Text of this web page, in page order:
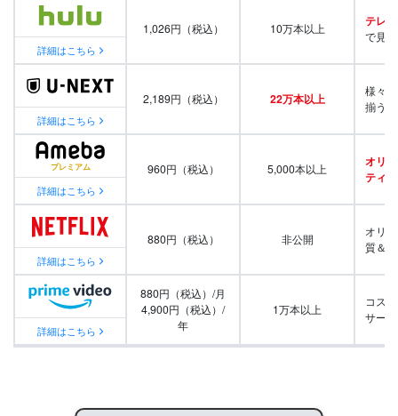
詳細はこちら
1,026円（税込） 10万本以上 テレビ
で見
詳細はこちら
2,189円（税込） 22万本以上
様々
揃う
詳細はこちら
960円（税込） 5,000本以上
オリ
ティ
詳細はこちら
880円（税込） 非公開
オリ
質＆
詳細はこちら
880円（税込）/月
4,900円（税込）/
年
1万本以上
コス
サー